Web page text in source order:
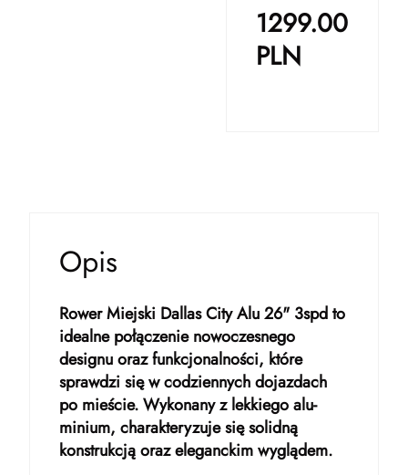
1299.00
PLN
Opis
Rower Miejski Dallas City Alu 26" 3spd to
idealne połączenie nowoczesnego
designu oraz funkcjonalności, które
sprawdzi się w codziennych dojazdach
po mieście. Wykonany z lekkiego alu­
minium, charakteryzuje się solidną
konstrukcją oraz eleganckim wyglądem.